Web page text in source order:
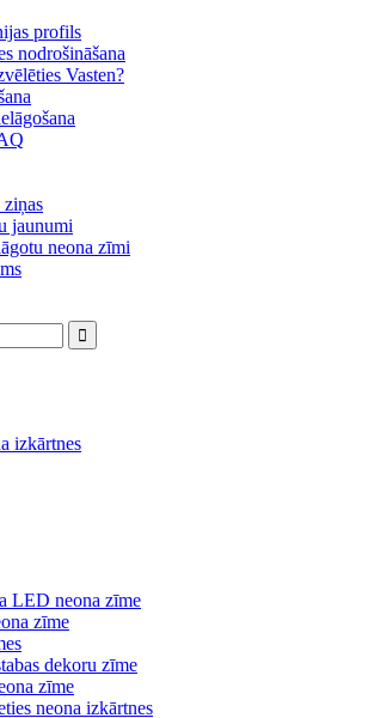
profils
nodrošināšana
Vasten?
ziņas
jaunumi
neona zīmi
izkārtnes
LED neona zīme
zīme
dekoru zīme
zīme
neona izkārtnes